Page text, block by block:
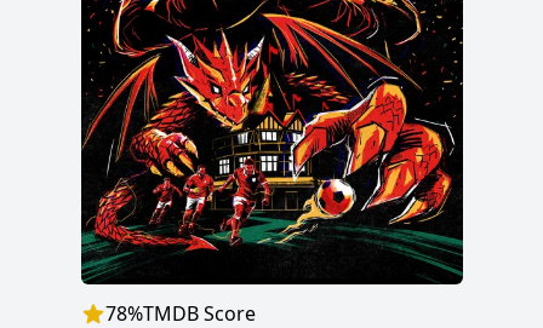
78%TMDB Score